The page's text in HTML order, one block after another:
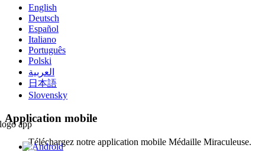
English
Deutsch
Español
Italiano
Português
Polski
العربية
日本語
Slovensky
Application mobile
Téléchargez notre application mobile Médaille Miraculeuse.